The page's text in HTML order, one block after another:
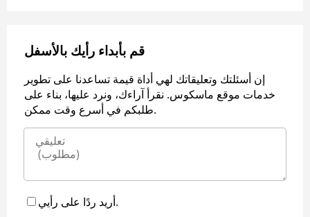
قم بأبداء رأيك بالأسفل
إن أسئلتك وتعليقاتك لهي أداة قيمة تساعدنا على تطوير
خدمات موقع ماسكوس. نقرأ آراءك، ونرد عليها، بناء على
طلبكم في أسرع وقت ممكن.
أريد ردًا على رأيي.